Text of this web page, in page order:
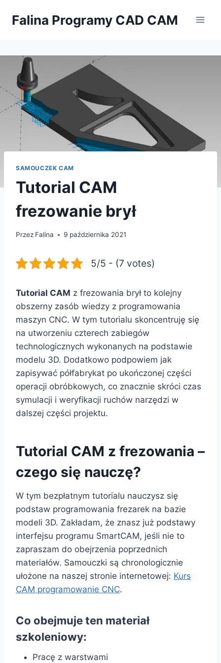
Falina Programy CAD CAM
SAMOUCZEK CAM
Tutorial CAM
frezowanie brył
Przez Falina 9 października 2021
5/5 - (7 votes)
Tutorial CAM z frezowania brył to kolejny
obszerny zasób wiedzy z programowania
maszyn CNC. W tym tutorialu skoncentruję się
na utworzeniu czterech zabiegów
technologicznych wykonanych na podstawie
modelu 3D. Dodatkowo podpowiem jak
zapisywać półfabrykat po ukończonej części
operacji obróbkowych, co znacznie skróci czas
symulacji i weryfikacji ruchów narzędzi w
dalszej części projektu.
Tutorial CAM z frezowania –
czego się nauczę?
W tym bezpłatnym tutorialu nauczysz się
podstaw programowania frezarek na bazie
modeli 3D. Zakładam, że znasz już podstawy
interfejsu programu SmartCAM, jeśli nie to
zapraszam do obejrzenia poprzednich
materiałów. Samouczki są chronologicznie
ułożone na naszej stronie internetowej: Kurs
CAM programowanie CNC.
Co obejmuje ten materiał
szkoleniowy:
Pracę z warstwami